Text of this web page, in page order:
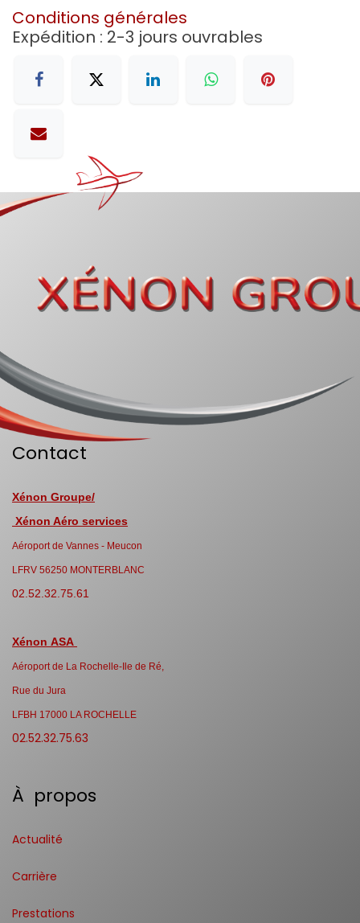
Conditions générales
Expédition : 2-3 jours ouvrables
Contact
Xénon Groupe/
Xénon Aéro services
Aéroport de Vannes - Meucon
LFRV 56250 MONTERBLANC
02.52.32.75.61
Xénon ASA
Aéroport de La Rochelle-Ile de Ré,
Rue du Jura
LFBH 17000 LA ROCHELLE
02.52.32.75.63
À propos
Actualité
Carrière
Prestations